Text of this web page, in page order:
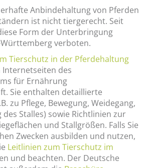
Anbindehaltung von Pferden
ist nicht tiergerecht. Seit
Form der Unterbringung
verboten.
Tierschutz in der Pferdehaltung
Internetseiten des
für Ernährung
Sie enthalten detaillierte
zu Pflege, Bewegung, Weidegang,
Stalles) sowie Richtlinien zur
und Stallgrößen. Falls Sie
Zwecken ausbilden und nutzen,
Leitlinien zum Tierschutz im
und beachten. Der Deutsche